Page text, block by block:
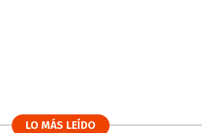
LO MÁS LEÍDO